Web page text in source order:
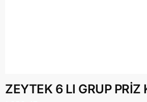
ZEYTEK 6 LI GRUP PRİZ